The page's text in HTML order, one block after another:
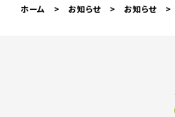
ホーム > お知らせ > お知らせ>